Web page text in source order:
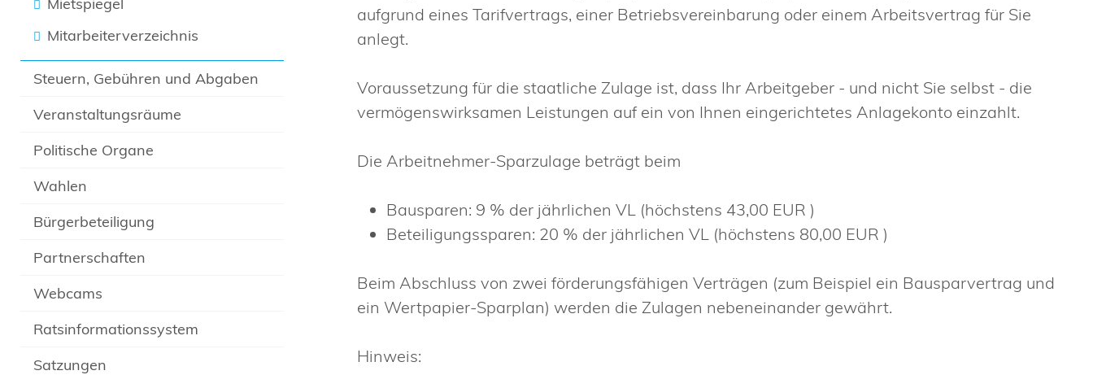
Mitarbeiterverzeichnis
Steuern, Gebühren und Abgaben
Veranstaltungsräume
Politische Organe
Wahlen
Bürgerbeteiligung
Partnerschaften
Webcams
Ratsinformationssystem
Satzungen
aufgrund eines Tarifvertrags, einer Betriebsvereinbarung oder einem Arbeitsvertrag für Sie
anlegt.
Voraussetzung für die staatliche Zulage ist, dass Ihr Arbeitgeber - und nicht Sie selbst - die
vermögenswirksamen Leistungen auf ein von Ihnen eingerichtetes Anlagekonto einzahlt.
Die Arbeitnehmer-Sparzulage beträgt beim
Bausparen: 9 % der jährlichen VL (höchstens 43,00 EUR )
Beteiligungssparen: 20 % der jährlichen VL (höchstens 80,00 EUR )
Beim Abschluss von zwei förderungsfähigen Verträgen (zum Beispiel ein Bausparvertrag und
ein Wertpapier-Sparplan) werden die Zulagen nebeneinander gewährt.
Hinweis: